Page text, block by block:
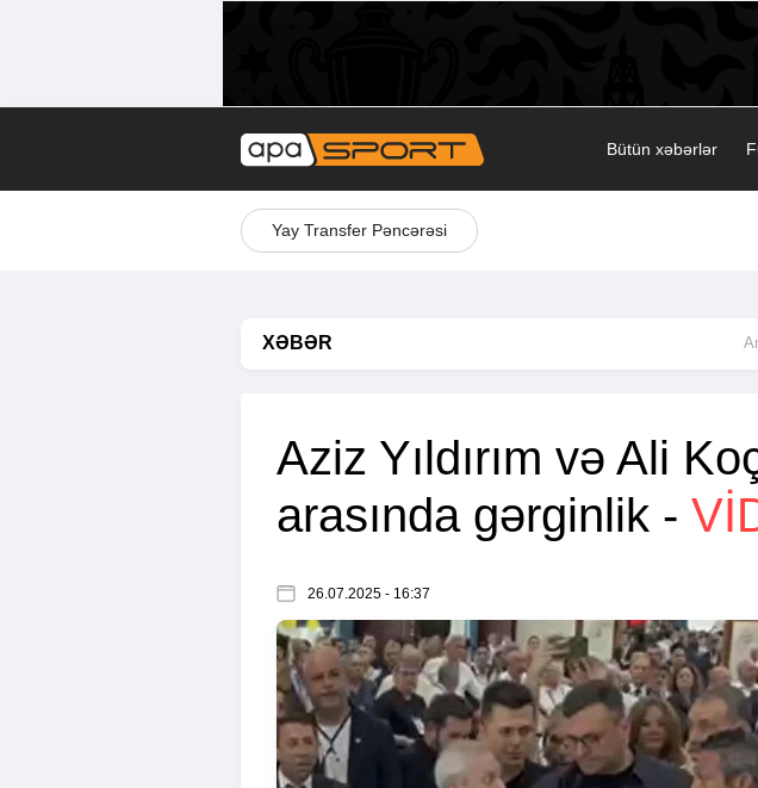
Bütün xəbərlər
Yay Transfer Pəncərəsi
XƏBƏR
Aziz Yıldırım və Ali
arasında gərginlik -
26.07.2025 - 16:37